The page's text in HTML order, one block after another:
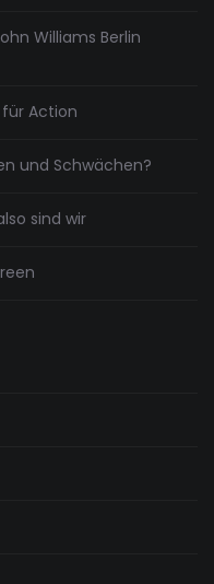
Williams Berlin
für Action
und Schwächen?
sind wir